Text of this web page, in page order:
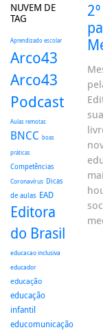
NUVEM DE
TAG
Aprendizado escolar
Arco43
Arco43
Podcast
Aulas remotas
BNCC boas
práticas
Competências
Coronavírus Dicas
de aulas EAD
Editora
do Brasil
educacao inclusiva
educador
educação
educação
infantil
educomunicação